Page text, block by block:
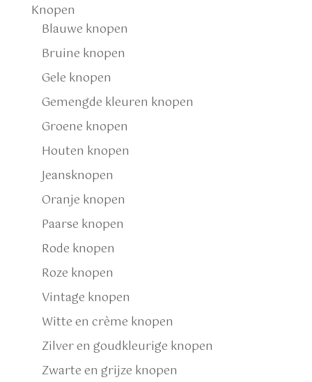
Knopen
Blauwe knopen
Bruine knopen
Gele knopen
Gemengde kleuren knopen
Groene knopen
Houten knopen
Jeansknopen
Oranje knopen
Paarse knopen
Rode knopen
Roze knopen
Vintage knopen
Witte en crème knopen
Zilver en goudkleurige knopen
Zwarte en grijze knopen